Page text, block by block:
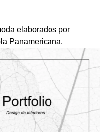
elaborados por
Panamericana.